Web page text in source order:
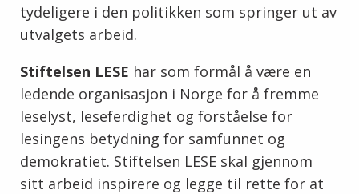
tydeligere i den politikken som springer ut av
utvalgets arbeid.
Stiftelsen LESE har som formål å være en
ledende organisasjon i Norge for å fremme
leselyst, leseferdighet og forståelse for
lesingens betydning for samfunnet og
demokratiet. Stiftelsen LESE skal gjennom
sitt arbeid inspirere og legge til rette for at